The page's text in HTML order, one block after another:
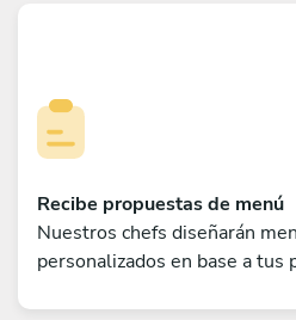
Recibe propuestas de menú
Nuestros chefs diseñarán
personalizados en base a tus